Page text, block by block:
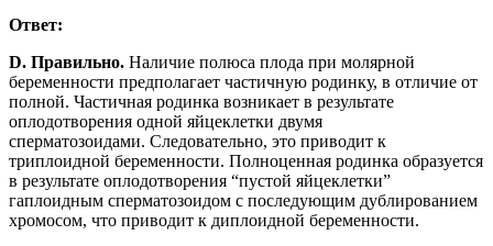
Ответ:
D. Правильно. Наличие полюса плода при молярной
беременности предполагает частичную родинку, в отличие от
полной. Частичная родинка возникает в результате
оплодотворения одной яйцеклетки двумя
сперматозоидами. Следовательно, это приводит к
триплоидной беременности. Полноценная родинка образуется
в результате оплодотворения “пустой яйцеклетки”
гаплоидным сперматозоидом с последующим дублированием
хромосом, что приводит к диплоидной беременности.